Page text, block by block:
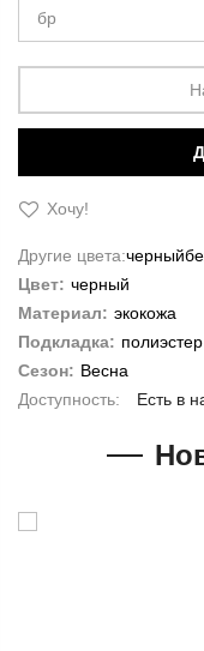
Хочу!
Другие цвета:черный
Цвет: черный
Материал: экокожа
Подкладка: полиэстер
Сезон: Весна
Есть в